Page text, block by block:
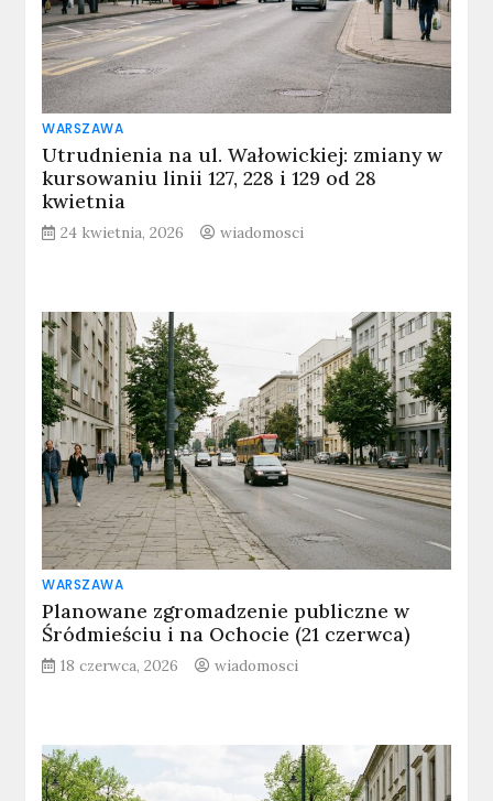
WARSZAWA
Utrudnienia na ul. Wałowickiej: zmiany w
kursowaniu linii 127, 228 i 129 od 28
kwietnia
24 kwietnia, 2026 wiadomosci
WARSZAWA
Planowane zgromadzenie publiczne w
Śródmieściu i na Ochocie (21 czerwca)
18 czerwca, 2026 wiadomosci